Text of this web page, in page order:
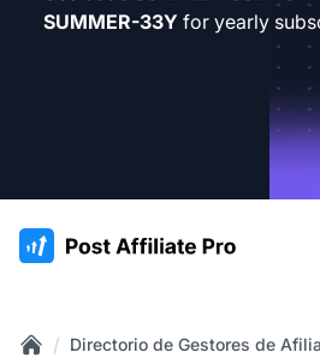
SUMMER-33Y for yearly
:site.title
/ Directorio de Gestores de